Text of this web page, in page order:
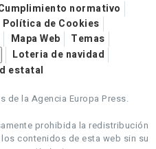
normativo
Política de Cookies
Mapa Web
Temas
Loteria de navidad
estatal
de la Agencia Europa Press.
prohibida la redistribución
contenidos de esta web sin su